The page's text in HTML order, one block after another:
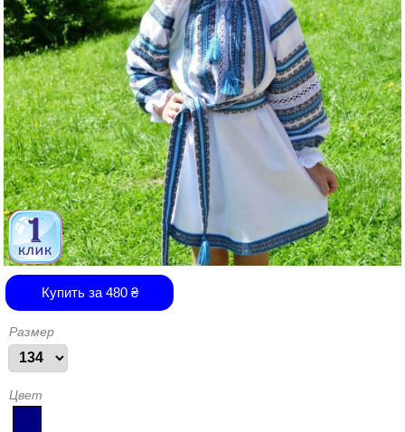
Купить за 480₴
Размер
Цвет